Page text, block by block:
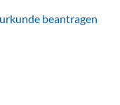
beantragen